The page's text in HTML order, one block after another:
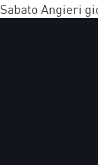
Angieri